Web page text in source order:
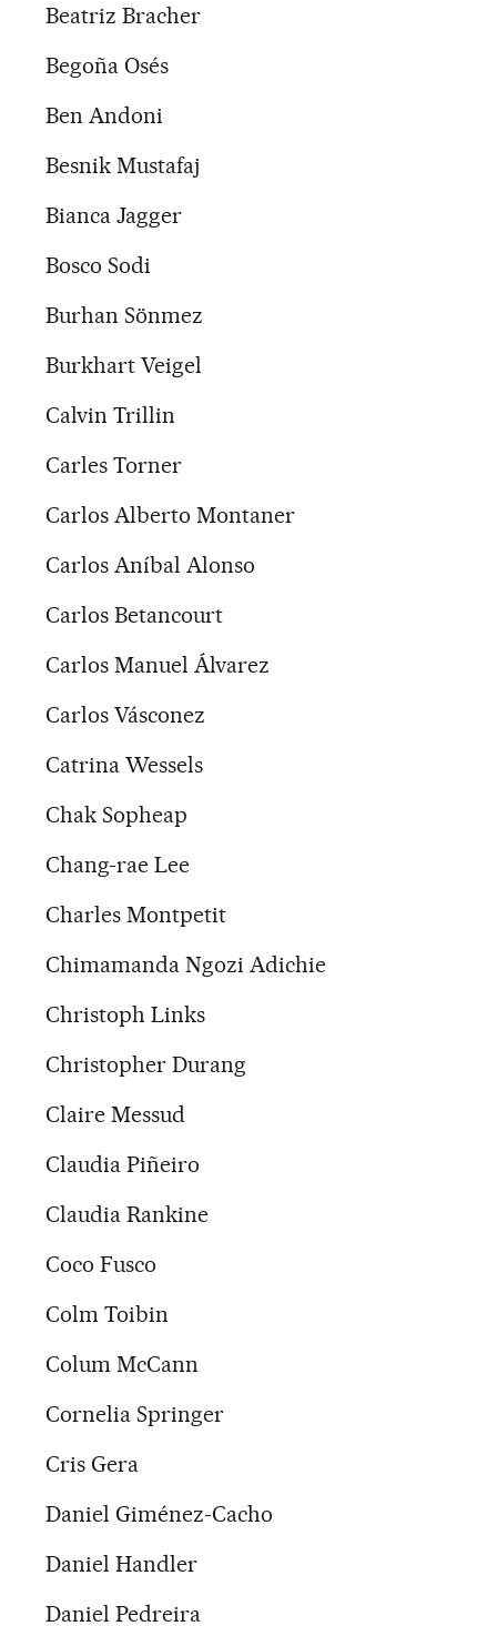
Beatriz Bracher
Begoña Osés
Ben Andoni
Besnik Mustafaj
Bianca Jagger
Bosco Sodi
Burhan Sönmez
Burkhart Veigel
Calvin Trillin
Carles Torner
Carlos Alberto Montaner
Carlos Aníbal Alonso
Carlos Betancourt
Carlos Manuel Álvarez
Carlos Vásconez
Catrina Wessels
Chak Sopheap
Chang-rae Lee
Charles Montpetit
Chimamanda Ngozi Adichie
Christoph Links
Christopher Durang
Claire Messud
Claudia Piñeiro
Claudia Rankine
Coco Fusco
Colm Toibin
Colum McCann
Cornelia Springer
Cris Gera
Daniel Giménez-Cacho
Daniel Handler
Daniel Pedreira